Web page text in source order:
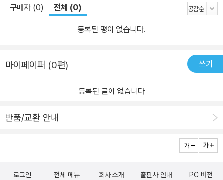
사용한다면 그는 같은 단어를 전혀 다르게 해석할 것이다. ‘과학’이 s
cience의 번역어로 정착하기 전, 과학(科學)은 흔히 얘기하는 과거
보면 ‘격치(格致)’라는 교과목이 있다. 이는 격물치지(格物致知)에
뜻을 담고 있다. 이 과목이 오늘날로 치면 어떤 과목이었을까? 물론
식, 박학, 학술 등 다양한 단어가 science의 번역어 자리를 두고 경쟁
이상하지는 않았을 것이다. 앞서 살펴본 ‘격치’의 의미가 오늘날 우리
ience의 어원인 라틴어 scientia가 넓은 범위의 ‘앎’, ‘지식’ 따위를
구매자 (0) 전체 (0)
등록된 평이 없습니다.
마이페이퍼 (0편) 쓰기
등록된 글이 없습니다
반품/교환 안내
로그인 전체 메뉴 회사 소개 출판사 안내 PC 버전